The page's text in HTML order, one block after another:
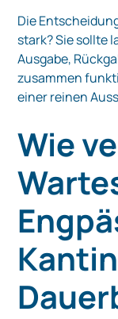
Die
stark? Sie sollte
Ausgabe,
zusammen
einer reinen
Wie